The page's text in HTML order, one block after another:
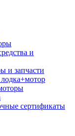
и
и запчасти
сертификаты